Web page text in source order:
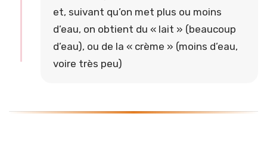
et, suivant qu’on met plus ou moins
d’eau, on obtient du « lait » (beaucoup
d’eau), ou de la « crème » (moins d’eau,
voire très peu)